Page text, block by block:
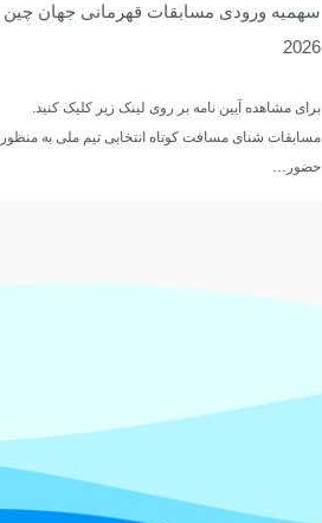
سهمیه ورودی مسابقات قهرمانی جهان چین
2026
برای مشاهده آیین نامه بر روی لینک زیر کلیک کنید.
مسابقات شنای مسافت کوتاه انتخابی تیم ملی به منظور
حضور…